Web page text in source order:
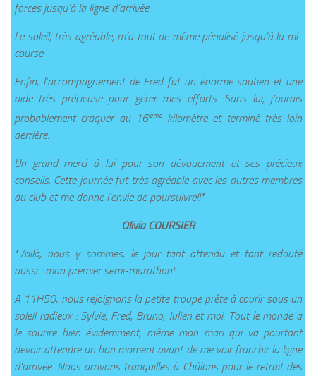
forces jusqu’à la ligne d’arrivée.
Le soleil, très agréable, m’a tout de même pénalisé jusqu’à la mi-
course.
Enfin, l’accompagnement de Fred fut un énorme soutien et une
aide très précieuse pour gérer mes efforts. Sans lui, j’aurais
probablement craquer au 16ièmekilomètre et terminé très loin
derrière.
Un grand merci à lui pour son dévouement et ses précieux
conseils. Cette journée fut très agréable avec les autres membres
du club et me donne l’envie de poursuivre!!"
Olivia COURSIER
"Voilà, nous y sommes, le jour tant attendu et tant redouté
aussi : mon premier semi-marathon!
A 11H50, nous rejoignons la petite troupe prête à courir sous un
soleil radieux : Sylvie, Fred, Bruno, Julien et moi. Tout le monde a
le sourire bien évidemment, même mon mari qui va pourtant
devoir attendre un bon moment avant de me voir franchir la ligne
d'arrivée. Nous arrivons tranquilles à Châlons pour le retrait des